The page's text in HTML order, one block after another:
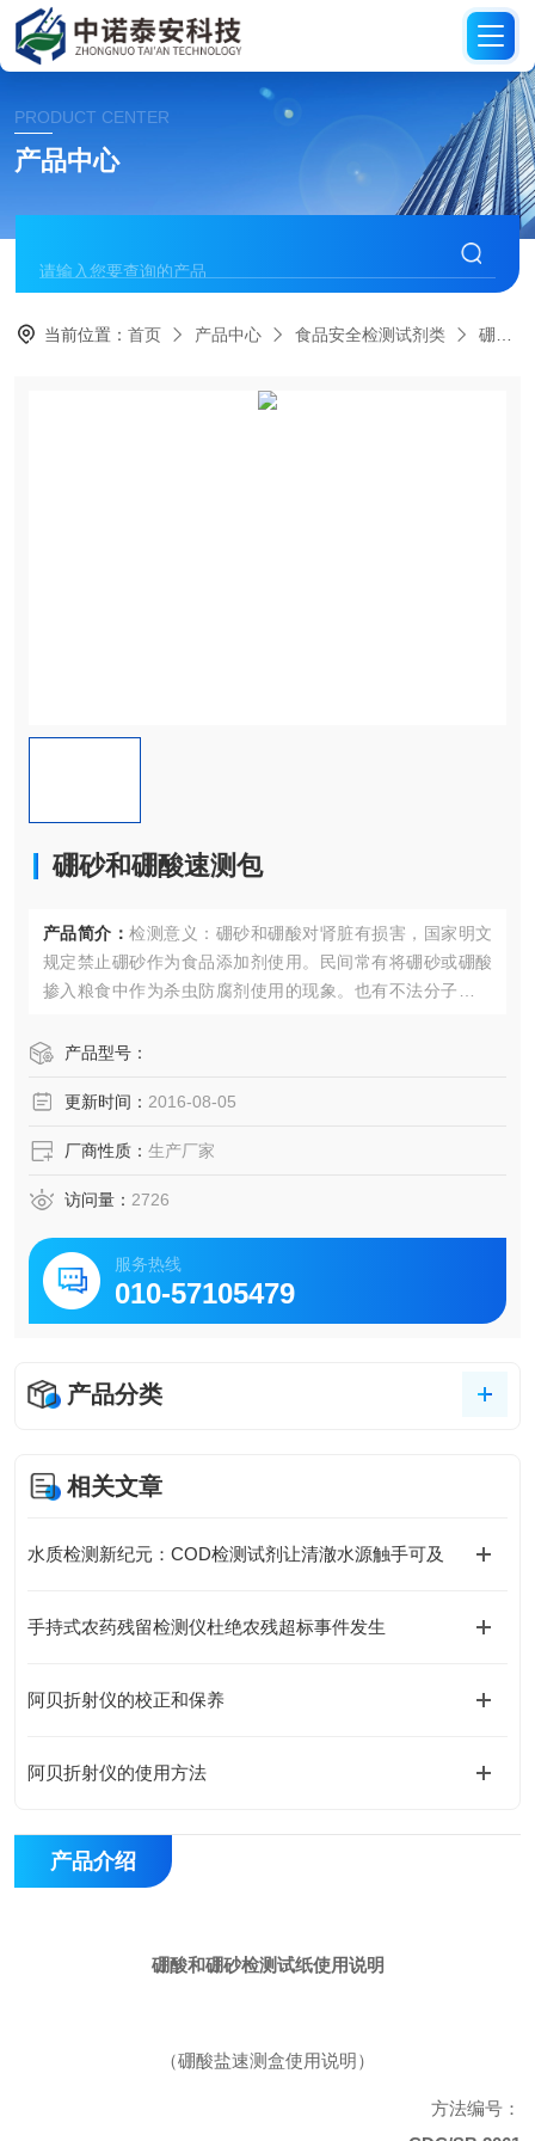
PRODUCT CENTER
产品中心
当前位置：首页 产品中心 食品安全检测试剂类 硼砂和硼酸检测/对照品
硼砂和硼酸速测包
产品简介： 检测意义：硼砂和硼酸对肾脏有损害，国家明文
规定禁止硼砂作为食品添加剂使用。民间常有将硼砂或硼酸
掺入粮食中作为杀虫防腐剂使用的现象。也有不法分子将硼
产品型号：
更新时间： 2016-08-05
厂商性质： 生产厂家
访问量： 2726
服务热线
010-57105479
产品分类
相关文章
水质检测新纪元：COD检测试剂让清澈水源触手可及
手持式农药残留检测仪杜绝农残超标事件发生
阿贝折射仪的校正和保养
阿贝折射仪的使用方法
产品介绍
硼酸和硼砂检测试纸使用说明
（硼酸盐速测盒使用说明）
方法编号：